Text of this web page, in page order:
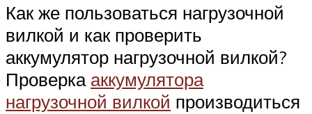
Как же пользоваться нагрузочной
вилкой и как проверить
аккумулятор нагрузочной вилкой?
Проверка аккумулятора
нагрузочной вилкой производиться